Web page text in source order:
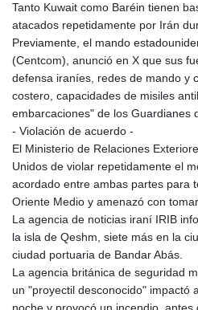
Tanto Kuwait como Baréin tienen
atacados repetidamente por Irán
Previamente, el mando
(Centcom), anunció en X que sus
defensa iraníes, redes de mando y
costero, capacidades de misiles
embarcaciones" de los Guardianes
- Violación de acuerdo -
El Ministerio de Relaciones
Unidos de violar repetidamente el
acordado entre ambas partes para
Oriente Medio y amenazó con
La agencia de noticias iraní IRIB
la isla de Qeshm, siete más en la
ciudad portuaria de Bandar Abás.
La agencia británica de seguridad
un "proyectil desconocido" impactó